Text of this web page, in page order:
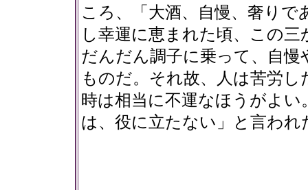
ころ、「大酒、自慢、奢り
し幸運に恵まれた頃、この
だんだん調子に乗って、自
ものだ。それ故、人は苦労
時は相当に不運なほうがよ
は、役に立たない」と言われ